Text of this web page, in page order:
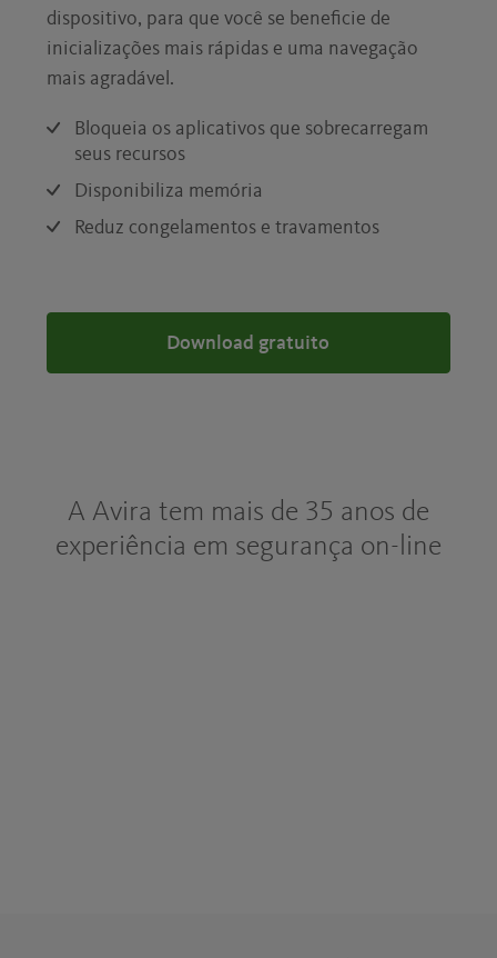
dispositivo, para que você se beneficie de
inicializações mais rápidas e uma navegação
mais agradável.
Bloqueia os aplicativos que sobrecarregam
seus recursos
Disponibiliza memória
Reduz congelamentos e travamentos
Download gratuito
A Avira tem mais de 35 anos de
experiência em segurança on-line